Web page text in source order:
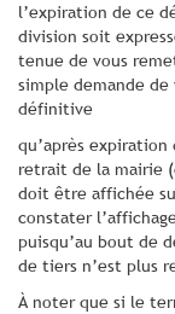
l’expiration de ce
division soit
tenue de vous
simple demande
définitive
qu’après
retrait de la mairie
doit être affichée
constater
puisqu’au bout de
de tiers n’est plus
À noter que si le